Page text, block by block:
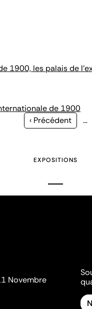
1900, les palais de
de 1900
Page
‹ Précédent …
EXPOSITIONS
Novembre